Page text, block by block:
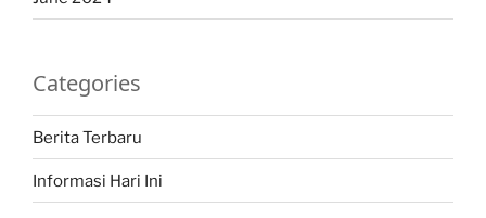
Categories
Berita Terbaru
Informasi Hari Ini